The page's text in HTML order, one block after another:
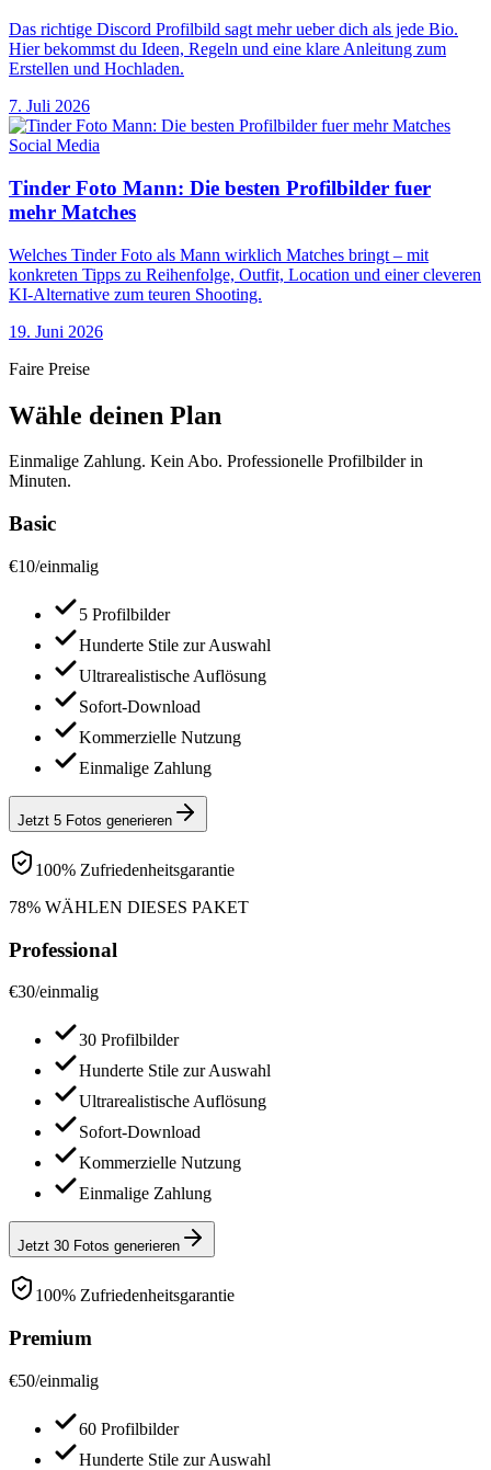
Das richtige Discord Profilbild sagt mehr ueber dich als jede Bio.
Hier bekommst du Ideen, Regeln und eine klare Anleitung zum
Erstellen und Hochladen.
7. Juli 2026
Social Media
Tinder Foto Mann: Die besten Profilbilder fuer
mehr Matches
Welches Tinder Foto als Mann wirklich Matches bringt – mit
konkreten Tipps zu Reihenfolge, Outfit, Location und einer cleveren
KI-Alternative zum teuren Shooting.
19. Juni 2026
Faire Preise
Wähle deinen Plan
Einmalige Zahlung. Kein Abo. Professionelle Profilbilder in
Minuten.
Basic
€10/einmalig
5 Profilbilder
Hunderte Stile zur Auswahl
Ultrarealistische Auflösung
Sofort-Download
Kommerzielle Nutzung
Einmalige Zahlung
Jetzt 5 Fotos generieren
100% Zufriedenheitsgarantie
78% WÄHLEN DIESES PAKET
Professional
€30/einmalig
30 Profilbilder
Hunderte Stile zur Auswahl
Ultrarealistische Auflösung
Sofort-Download
Kommerzielle Nutzung
Einmalige Zahlung
Jetzt 30 Fotos generieren
100% Zufriedenheitsgarantie
Premium
€50/einmalig
60 Profilbilder
Hunderte Stile zur Auswahl